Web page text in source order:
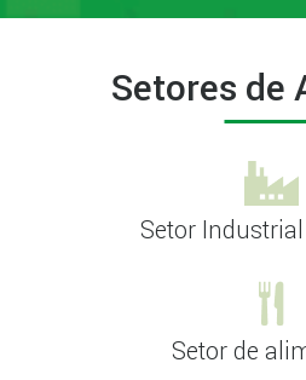
Setores de
Setor
Setor de